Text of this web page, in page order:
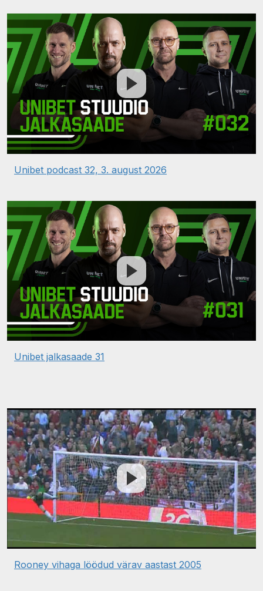
Unibet podcast 32, 3. august 2026
Unibet jalkasaade 31
Rooney vihaga löödud värav aastast 2005